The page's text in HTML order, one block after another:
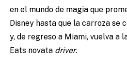
en el mundo de magia que
Disney hasta que la carroza se
y, de regreso a Miami, vuelva a
Eats novata driver.